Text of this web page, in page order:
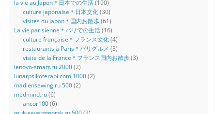
la vie au Japon＊日本での生活(190)
culture japonaise＊日本文化(30)
visites du Japon＊国内お散歩(61)
La vie parisienne＊パリでの生活(16)
culture française＊フランス文化(4)
restaurants à Paris＊パリグルメ (3)
visite de la France＊フランス国内お散歩(3)
lenovo-smart.ru 2000(2)
lunarpsikoterapi.com 1000(2)
madlensewing.ru 500(2)
medmind.ru(6)
ancor100(6)